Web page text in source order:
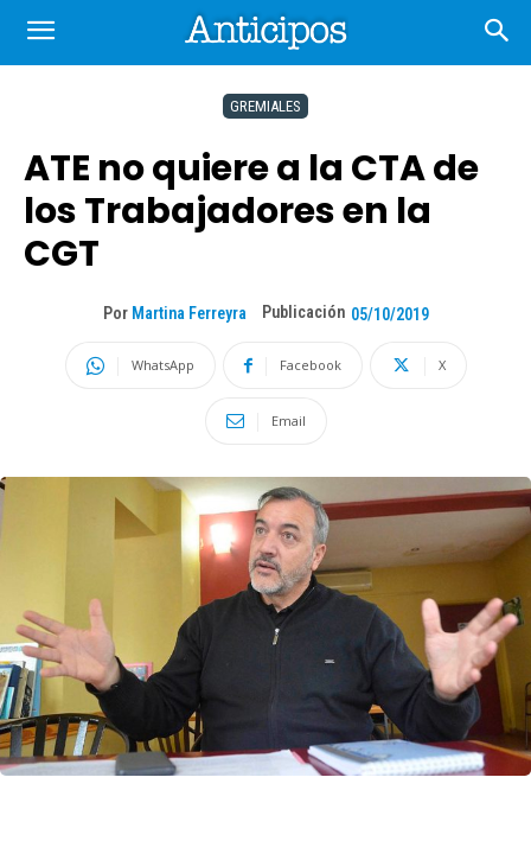
GREMIALES
ATE no quiere a la CTA de
los Trabajadores en la
CGT
Por Martina Ferreyra Publicación 05/10/2019
WhatsApp Facebook X
Email